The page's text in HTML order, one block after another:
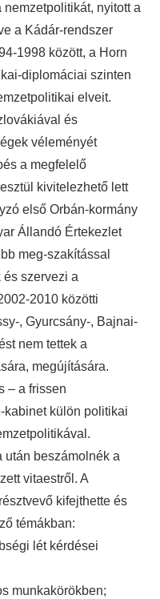
nyitott a
a Kádár-rendszer
1998 között, a Horn
diplomáciai szinten
elveit.
és
véleményét
a megfelelő
kivitelezhető lett
első Orbán-kormány
Állandó Értekezlet
meg-szakítással
szervezi a
2010 közötti
, Gyurcsány-, Bajnai-
nem tettek a
megújítására.
– a frissen
kabinet külön politikai
után beszámolnék a
vitaestről. A
kifejthette és
témákban:
lét kérdései
munkakörökben;